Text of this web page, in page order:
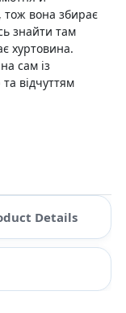
тож вона збирає
знайти там
хуртовина.
сам із
відчуттям
Details